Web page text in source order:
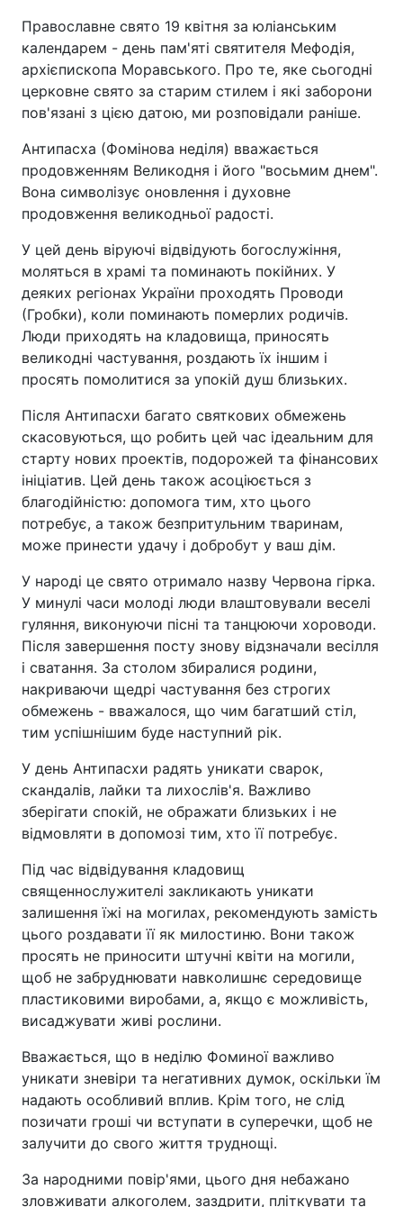
Православне свято 19 квітня за юліанським
календарем - день пам'яті святителя Мефодія,
архієпископа Моравського. Про те, яке сьогодні
церковне свято за старим стилем і які заборони
пов'язані з цією датою, ми розповідали раніше.
Антипасха (Фомінова неділя) вважається
продовженням Великодня і його "восьмим днем".
Вона символізує оновлення і духовне
продовження великодньої радості.
У цей день віруючі відвідують богослужіння,
моляться в храмі та поминають покійних. У
деяких регіонах України проходять Проводи
(Гробки), коли поминають померлих родичів.
Люди приходять на кладовища, приносять
великодні частування, роздають їх іншим і
просять помолитися за упокій душ близьких.
Після Антипасхи багато святкових обмежень
скасовуються, що робить цей час ідеальним для
старту нових проектів, подорожей та фінансових
ініціатив. Цей день також асоціюється з
благодійністю: допомога тим, хто цього
потребує, а також безпритульним тваринам,
може принести удачу і добробут у ваш дім.
У народі це свято отримало назву Червона гірка.
У минулі часи молоді люди влаштовували веселі
гуляння, виконуючи пісні та танцюючи хороводи.
Після завершення посту знову відзначали весілля
і сватання. За столом збиралися родини,
накриваючи щедрі частування без строгих
обмежень - вважалося, що чим багатший стіл,
тим успішнішим буде наступний рік.
У день Антипасхи радять уникати сварок,
скандалів, лайки та лихослів'я. Важливо
зберігати спокій, не ображати близьких і не
відмовляти в допомозі тим, хто її потребує.
Під час відвідування кладовищ
священнослужителі закликають уникати
залишення їжі на могилах, рекомендують замість
цього роздавати її як милостиню. Вони також
просять не приносити штучні квіти на могили,
щоб не забруднювати навколишнє середовище
пластиковими виробами, а, якщо є можливість,
висаджувати живі рослини.
Вважається, що в неділю Фоминої важливо
уникати зневіри та негативних думок, оскільки їм
надають особливий вплив. Крім того, не слід
позичати гроші чи вступати в суперечки, щоб не
залучити до свого життя труднощі.
За народними повір'ями, цього дня небажано
зловживати алкоголем, заздрити, пліткувати та